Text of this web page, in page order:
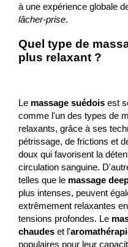
à une expérience globale
lâcher-prise.
Quel type de
plus relaxant ?
Le massage suédoisest
comme l'un des types de
relaxants, grâce à ses
pétrissage, de frictions et
doux qui favorisent la
circulation sanguine.
telles que le massage
plus intenses, peuvent
extrêmement relaxantes
tensions profondes. Le
chaudeset l'
populaires pour leur